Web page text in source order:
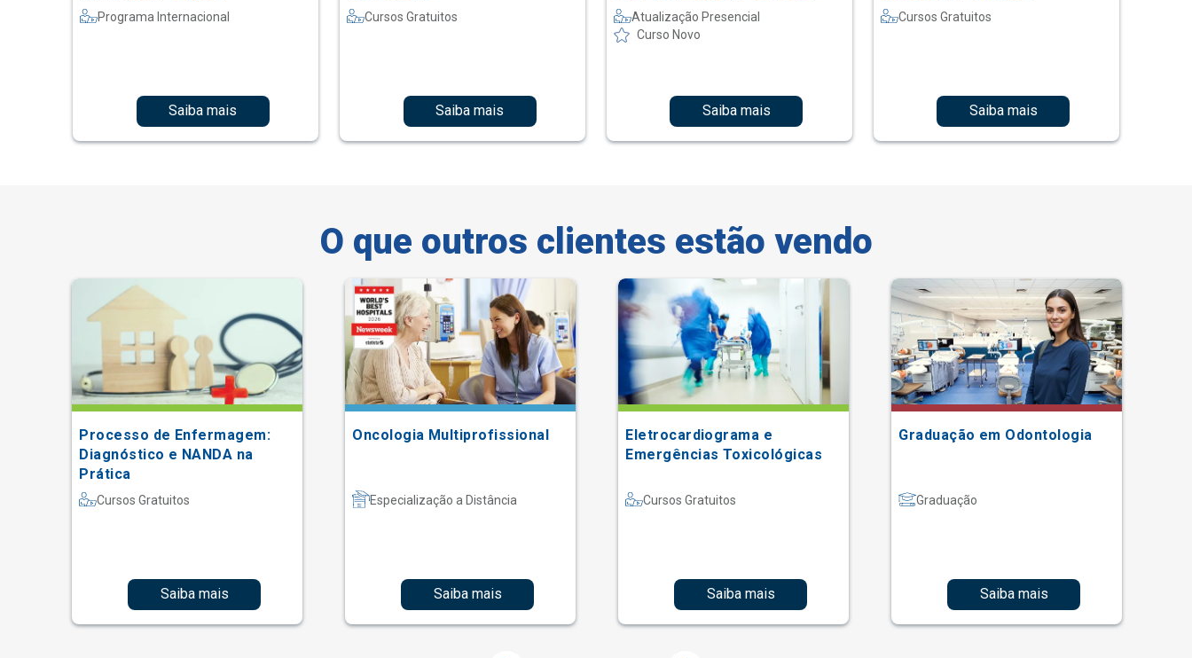
Programa Internacional
Saiba mais
Cursos Gratuitos
Saiba mais
Profunda (TVP)
Atualização Presencial
Curso Novo
Saiba mais
Cursos Gratuitos
Saiba mais
O que outros clientes estão vendo
Processo de Enfermagem:
Diagnóstico e NANDA na
Prática
Cursos Gratuitos
Saiba mais
Oncologia Multiprofissional
Especialização a Distância
Saiba mais
Eletrocardiograma e
Emergências Toxicológicas
Cursos Gratuitos
Saiba mais
Graduação em Odontologia
Graduação
Saiba mais